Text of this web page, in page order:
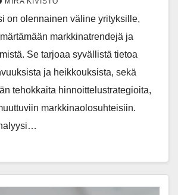
on olennainen väline yrityksille,
markkinatrendejä ja
Se tarjoaa syvällistä tietoa
ja heikkouksista, sekä
tehokkaita hinnoittelustrategioita,
markkinaolosuhteisiin.